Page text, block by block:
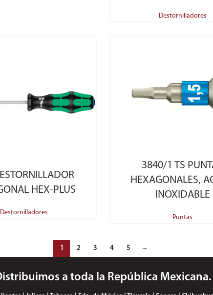
Destornilladores
HEX-PLUS
Destornilladores
3840/1 TS
HEXAGONALES,
INOXIDABLE
Puntas
1 2 3 4 5 →
a toda la República Mexicana.